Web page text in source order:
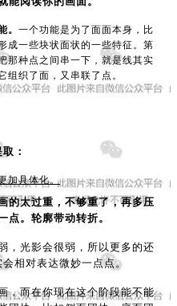
。 一个功能是为了面面本身，比
成一些块状面状的一些特征。第
那种点之间串一下，就是线其实
组织了面，又串联了点。
：
加具体化。
的太过重，不够重了，再多压
点。轮廓带动转折。
，光影会很弱，所以更多的还
相对表达微妙一点点。
，而在你现在这个阶段能不能